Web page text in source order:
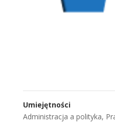
Umiejętności
Administracja a polityka,